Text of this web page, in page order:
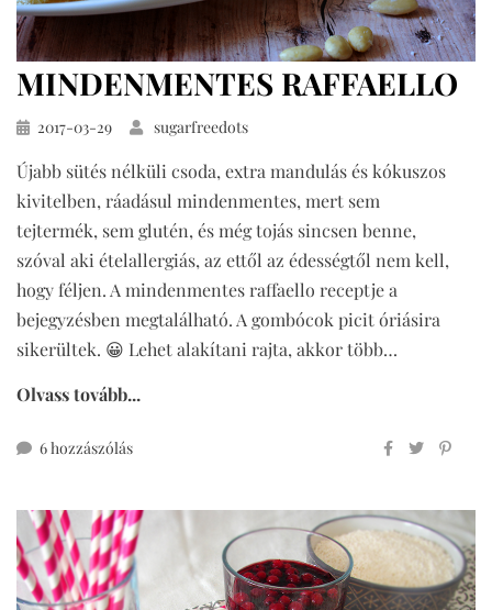
MINDENMENTES RAFFAELLO
Közzétéve
2017-03-29 sugarfreedots
Újabb sütés nélküli csoda, extra mandulás és kókuszos
kivitelben, ráadásul mindenmentes, mert sem
tejtermék, sem glutén, és még tojás sincsen benne,
szóval aki ételallergiás, az ettől az édességtől nem kell,
hogy féljen. A mindenmentes raffaello receptje a
bejegyzésben megtalálható. A gombócok picit óriásira
sikerültek. 😀 Lehet alakítani rajta, akkor több…
Olvass tovább...
6 hozzászólásmindenmentes
bejegyzéshez